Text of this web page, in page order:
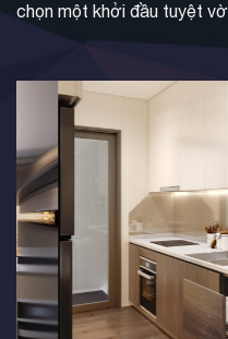
chọn một khởi đầu tuyệt